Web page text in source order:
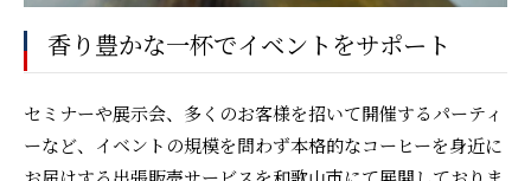
香り豊かな一杯でイベントをサポート
セミナーや展示会、多くのお客様を招いて開催するパーティ
ーなど、イベントの規模を問わず本格的なコーヒーを身近に